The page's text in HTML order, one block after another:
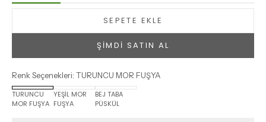
SEPETE EKLE
ŞİMDİ SATIN AL
Renk Seçenekleri: TURUNCU MOR FUŞYA
TURUNCU
MOR FUŞYA
YEŞİL MOR
FUŞYA
BEJ TABA
PÜSKÜL